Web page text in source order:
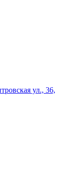
ул., 36,